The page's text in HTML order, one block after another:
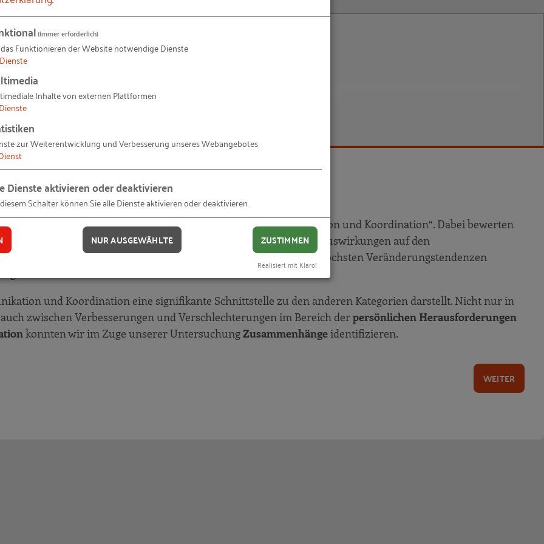
Koordination
Gründerteams begegnen, belegt die Kategorie „Kommunikation und Koordination“. Dabei bewerten
kleinere Teams. Ein Großteil der noch jungen Teams gab bereits Auswirkungen auf den
an. Besonders auffallend ist jedoch, dass in diesem Bereich die höchsten Veränderungstendenzen
als auch zum Positiven.
und Koordination eine signifikante Schnittstelle zu den anderen Kategorien darstellt. Nicht nur in
zwischen Verbesserungen und Verschlechterungen im Bereich derpersönlichen Herausforderungen
konnten wir im Zuge unserer UntersuchungZusammenhänge identifizieren.
WEITER
(immer erforderlich)
Funktionieren der Website notwendige Dienste
Dienste
Inhalte von externen Plattformen
Dienste
zur Weiterentwicklung und Verbesserung unseres Webangebotes
Dienste aktivieren oder deaktivieren
Schalter können Sie alle Dienste aktivieren oder deaktivieren.
NUR AUSGEWÄHLTE ZUSTIMMEN
Realisiert mit Klaro!